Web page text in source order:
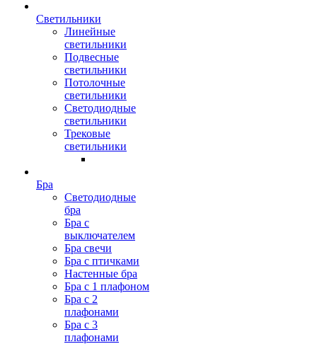
Светильники
Линейные
светильники
Подвесные
светильники
Потолочные
светильники
Светодиодные
светильники
Трековые
светильники
Бра
Светодиодные
бра
Бра с
выключателем
Бра свечи
Бра с птичками
Настенные бра
Бра с 1 плафоном
Бра с 2
плафонами
Бра с 3
плафонами